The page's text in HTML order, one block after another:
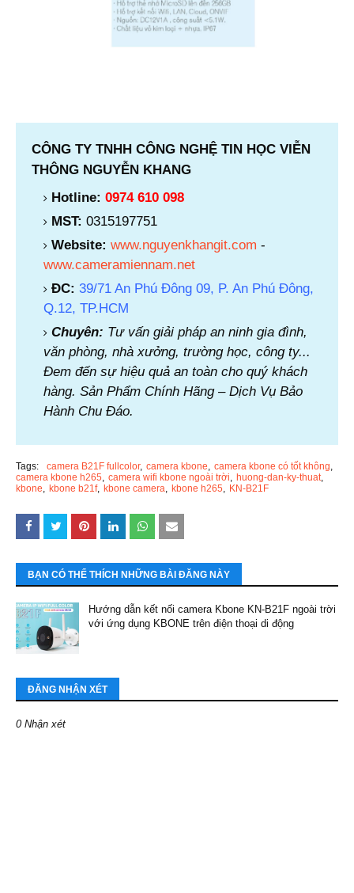
CÔNG TY TNHH CÔNG NGHỆ TIN HỌC VIỄN
THÔNG NGUYỄN KHANG
Hotline: 0974 610 098
MST: 0315197751
Website: www.nguyenkhangit.com -
www.cameramiennam.net
ĐC: 39/71 An Phú Đông 09, P. An Phú Đông,
Q.12, TP.HCM
Chuyên: Tư vấn giải pháp an ninh gia đình,
văn phòng, nhà xưởng, trường học, công ty...
Đem đến sự hiệu quả an toàn cho quý khách
hàng. Sản Phẩm Chính Hãng – Dịch Vụ Bảo
Hành Chu Đáo.
Tags: camera B21F fullcolor camera kbone
camera kbone có tốt không
camera kbone h265
camera wifi kbone ngoài trời
huong-dan-ky-thuat
kbone
kbone b21f kbone camera kbone h265 KN-B21F
BẠN CÓ THỂ THÍCH NHỮNG BÀI ĐĂNG NÀY
Hướng dẫn kết nối camera Kbone KN-B21F ngoài trời
với ứng dụng KBONE trên điện thoại di động
ĐĂNG NHẬN XÉT
0 Nhận xét